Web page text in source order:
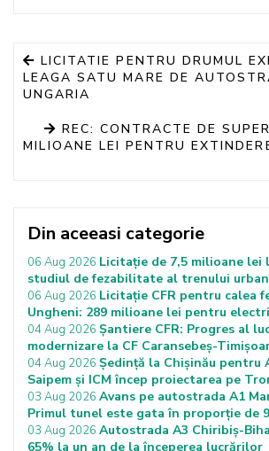
LICITATIE PENTRU DRUMUL
LEAGA SATU MARE DE
UNGARIA
REC: CONTRACTE DE
MILIOANE LEI PENTRU
Din aceeasi categorie
06 Aug 2026 Licitație de 7,5 milioane lei
studiul de fezabilitate al trenului urban
06 Aug 2026 Licitație CFR pentru calea
Ungheni: 289 milioane lei pentru
04 Aug 2026 Șantiere CFR: Progres al
modernizare la CF Caransebeș-
04 Aug 2026 Ședință la Chișinău pentru
Saipem și ICM încep proiectarea pe
03 Aug 2026 Avans pe autostrada A1
Primul tunel este gata în proporție de
03 Aug 2026 Autostrada A3 Chiribiș-
65% la un an de la începerea lucrărilor